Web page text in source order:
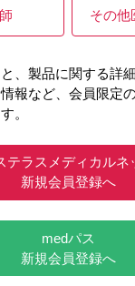
その他
、製品に関する詳
報など、会員限定
。
テラスメディカルネ
新規会員登録へ
medパス
新規会員登録へ